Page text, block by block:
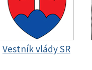
Vestník vlády SR